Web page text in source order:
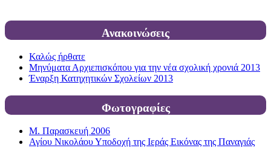
Ανακοινώσεις
Καλώς ήρθατε
Μηνύματα Αρχιεπισκόπου για την νέα σχολική χρονιά 2013
Έναρξη Κατηχητικών Σχολείων 2013
Φωτογραφίες
Μ. Παρασκευή 2006
Αγίου Νικολάου Υποδοχή της Ιεράς Εικόνας της Παναγιάς